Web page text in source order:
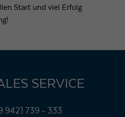
Start und viel Erfolg
SERVICE
9421 739 - 333